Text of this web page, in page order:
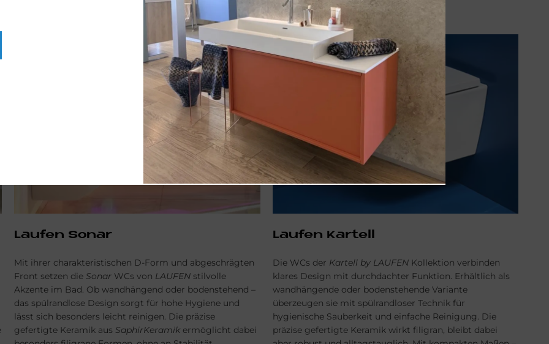
ZUR KOMPLETTEN BAD-SERIE
Lau­fen So­nar
Mit ihrer charakteristischen D-Form und abgeschrägten
Front setzen dieSonar WCs von LAUFEN stilvolle
Akzente im Bad. Ob wandhängend oder bodenstehend –
das spülrandlose Design sorgt für hohe Hygiene und
lässt sich besonders leicht reinigen. Die präzise
gefertigte Keramik ausSaphirKeramik ermöglicht dabei
Lau­fen Kar­tell
Die WCs der Kartell by LAUFENKollektion verbinden
klares Design mit durchdachter Funktion. Erhältlich als
wandhängende oder bodenstehende Variante
überzeugen sie mit spülrandloser Technik für
hygienische Sauberkeit und einfache Reinigung. Die
präzise gefertigte Keramik wirkt filigran, bleibt dabei